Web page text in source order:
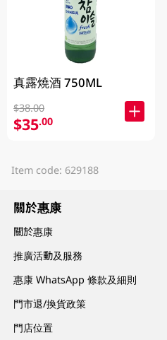
真露燒酒 750ML
$38.00
$35.00
Item code: 629188
關於惠康
關於惠康
推廣活動及服務
惠康 WhatsApp 條款及細則
門市退/換貨政策
門店位置